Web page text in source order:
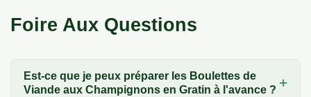
Foire Aux Questions
Est-ce que je peux préparer les Boulettes de
Viande aux Champignons en Gratin à l'avance ?